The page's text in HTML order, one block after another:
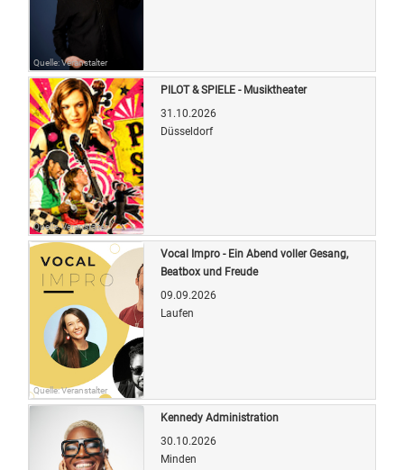
Quelle: Veranstalter
Quelle: Veranstalter
PILOT & SPIELE - Musiktheater
31.10.2026
Düsseldorf
Quelle: Veranstalter
Vocal Impro - Ein Abend voller Gesang,
Beatbox und Freude
09.09.2026
Laufen
Kennedy Administration
30.10.2026
Minden